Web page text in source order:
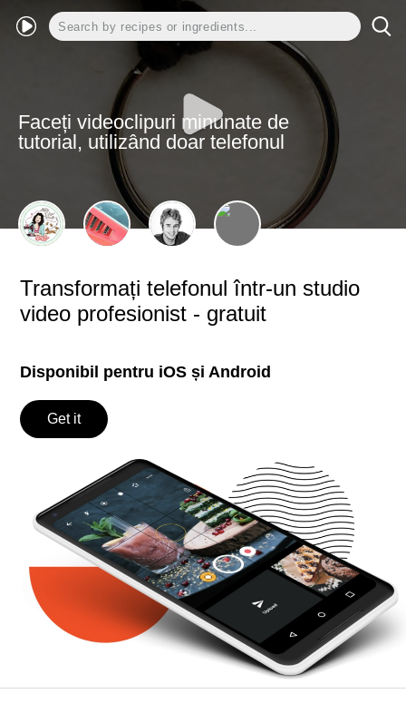
Faceți videoclipuri minunate de
tutorial, utilizând doar telefonul
Transformați telefonul într-un studio
video profesionist - gratuit
Disponibil pentru iOS și Android
Get it